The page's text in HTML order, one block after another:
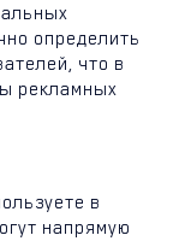
определить
что в
рекламных
в
напрямую